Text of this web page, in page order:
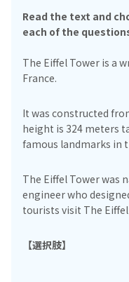
Read the text and
each of the
The Eiffel Tower is a
France.
It was constructed
height is 324 meters
famous landmarks in
The Eiffel Tower was
engineer who
tourists visit The Eiffel
【選択肢】